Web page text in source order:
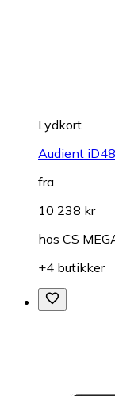
Lydkort
Audient
fra
10 238 kr
hos CS
+4 butikker